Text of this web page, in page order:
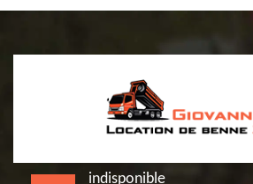
indisponible